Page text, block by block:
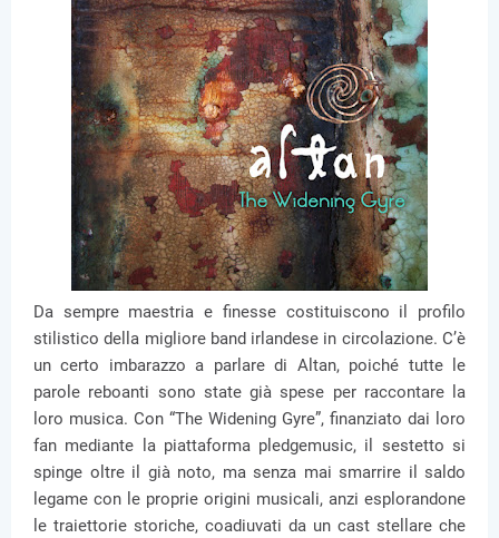
Da sempre maestria e finesse costituiscono il profilo
stilistico della migliore band irlandese in circolazione. C’è
un certo imbarazzo a parlare di Altan, poiché tutte le
parole reboanti sono state già spese per raccontare la
loro musica. Con “The Widening Gyre”, finanziato dai loro
fan mediante la piattaforma pledgemusic, il sestetto si
spinge oltre il già noto, ma senza mai smarrire il saldo
legame con le proprie origini musicali, anzi esplorandone
le traiettorie storiche, coadiuvati da un cast stellare che